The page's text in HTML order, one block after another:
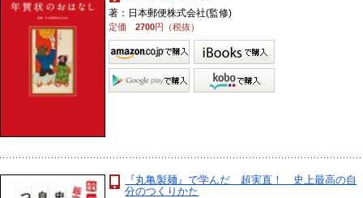
著：日本郵便株式会社(監修)
定価2700円（税抜）
『丸亀製麺』で学んだ 超実直！ 史上最高の自
分のつくりかた